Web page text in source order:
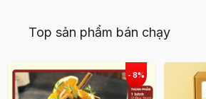
Top sản phẩm bán chạy